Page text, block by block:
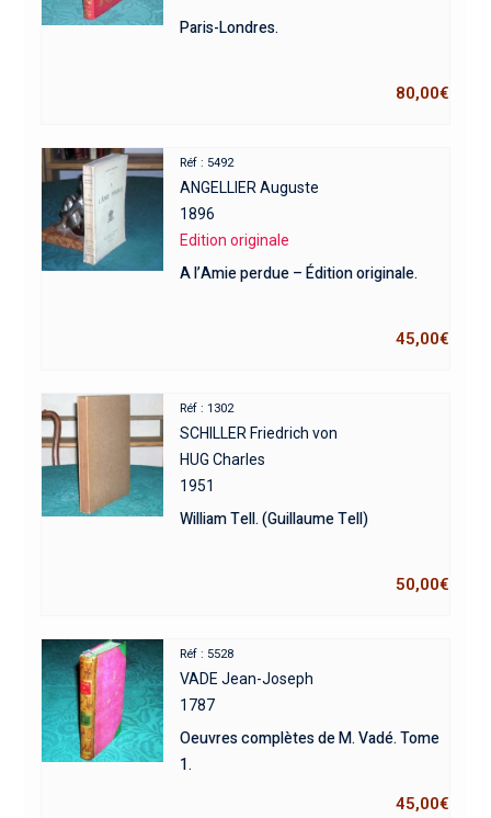
Paris-Londres.
80,00€
Réf : 5492
ANGELLIER Auguste
1896
Edition originale
A l’Amie perdue – Édition originale.
45,00€
Réf : 1302
SCHILLER Friedrich von
HUG Charles
1951
William Tell. (Guillaume Tell)
50,00€
Réf : 5528
VADE Jean-Joseph
1787
Oeuvres complètes de M. Vadé. Tome
1.
45,00€